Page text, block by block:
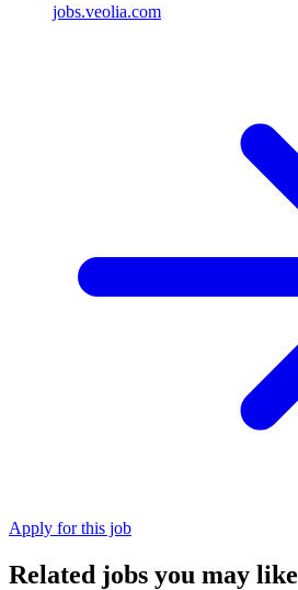
jobs.veolia.com
Apply for this job
Related jobs you may like